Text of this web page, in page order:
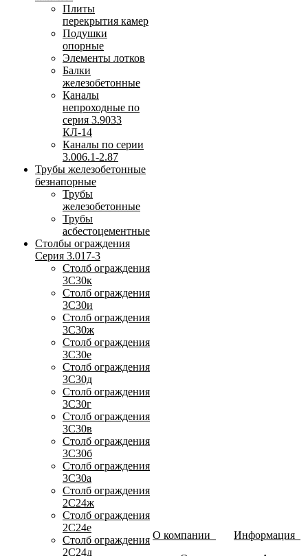
Плиты
перекрытия камер
Подушки
опорные
Элементы лотков
Балки
железобетонные
Каналы
непроходные по
серия 3.9033
КЛ-14
Каналы по серии
3.006.1-2.87
Трубы железобетонные
безнапорные
Трубы
железобетонные
Трубы
асбестоцементные
Столбы ограждения
Серия 3.017-3
Столб ограждения
3С30к
Столб ограждения
3С30и
Столб ограждения
3С30ж
Столб ограждения
3С30е
Столб ограждения
3С30д
Столб ограждения
3С30г
Столб ограждения
3С30в
Столб ограждения
3С30б
Столб ограждения
3С30а
Столб ограждения
2С24ж
Столб ограждения
2С24е
Столб ограждения
2С24д
О компании
Информация